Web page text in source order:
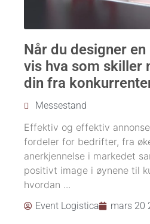
Når du designer
vis hva som skiller
din fra
Messestand
Effektiv og effektiv
fordeler for bedrifter, fra
anerkjennelse i markedet
positivt image i øynene til
hvordan ...
Event Logistica mars 20